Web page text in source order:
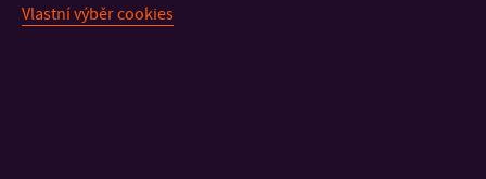
DŮLEŽITÉ INFORMACE
Vlastní výběr cookies